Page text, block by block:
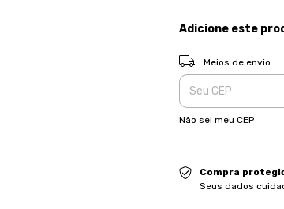
Adicione este
Entregas para o CEP:
Meios de envio
Não sei meu CEP
Compra
Seus dados